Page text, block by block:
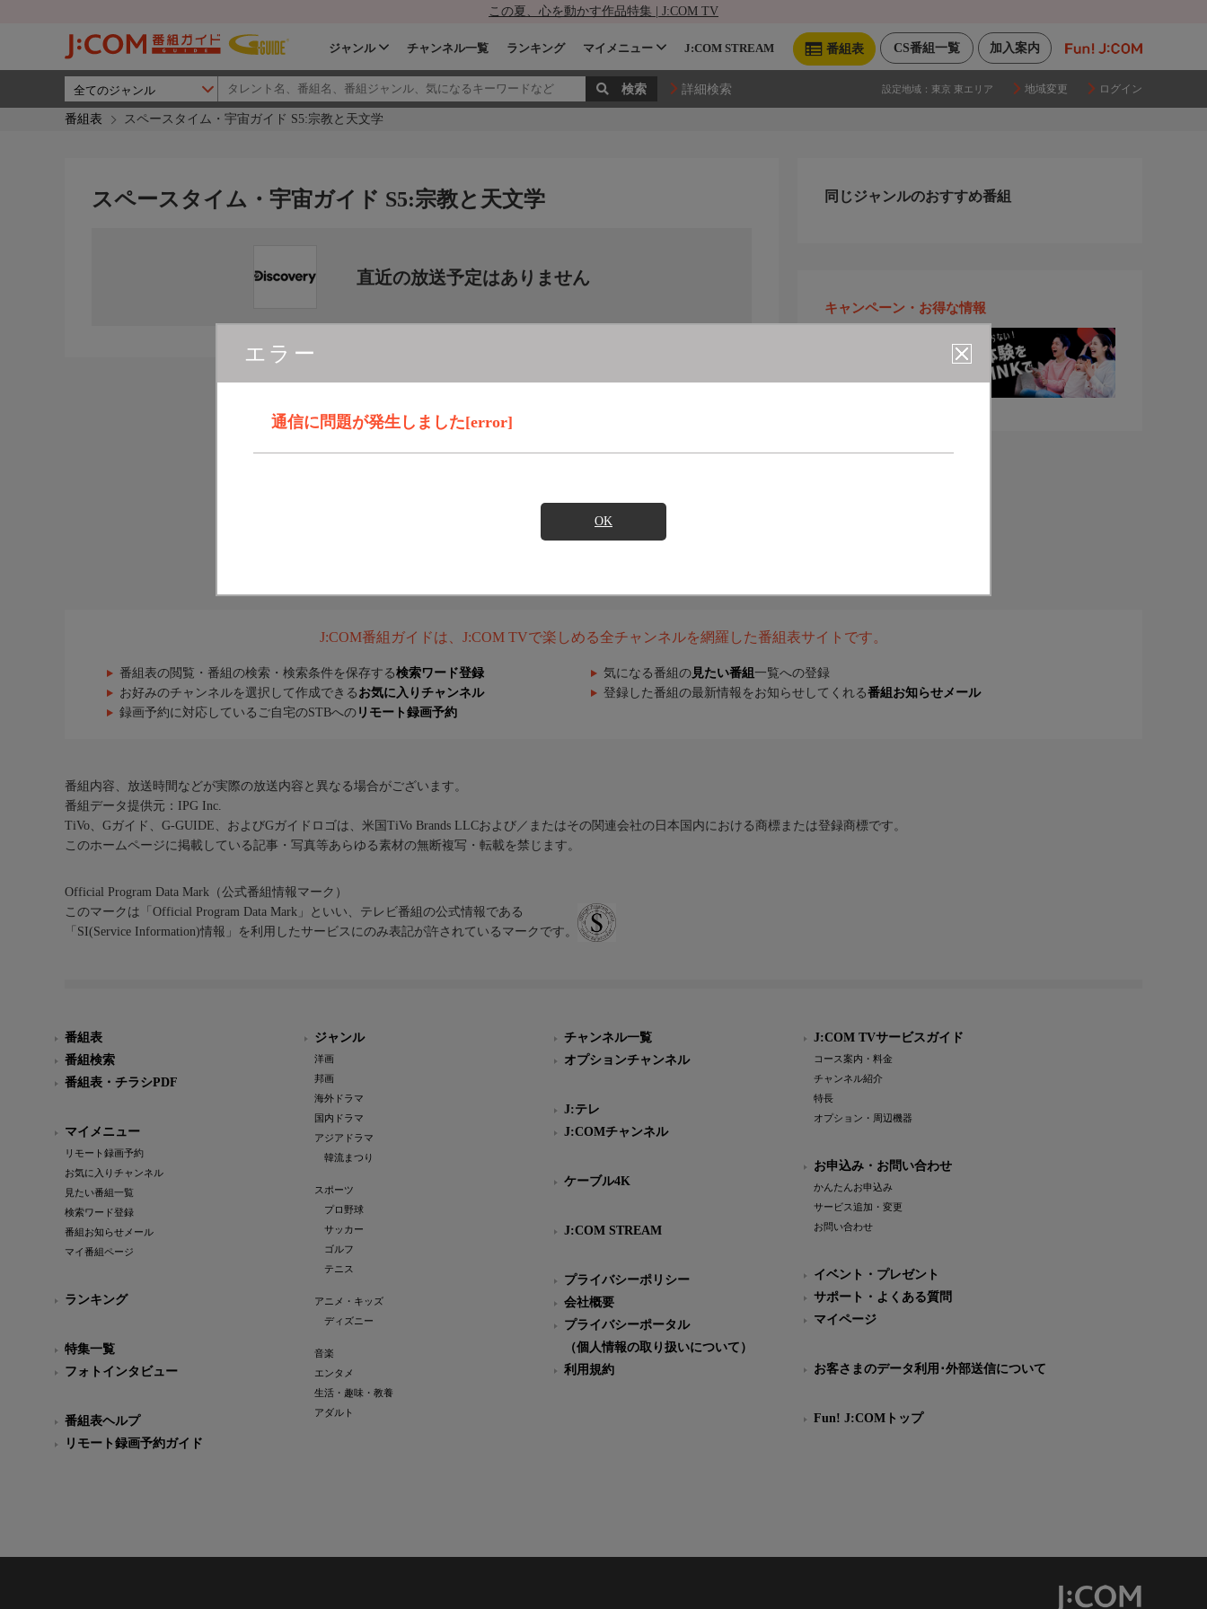
この夏、心を動かす作品特集 | J:COM TV
加入案内
CS番組一覧
番組表
ジャンル チャンネル一覧 ランキング マイメニュー J:COM STREAM
詳細検索 設定地域： 東京 東エリア 地域変更 ログイン
番組表 スペースタイム・宇宙ガイド S5:宗教と天文学
エラー
通信に問題が発生しました[error]
OK
スペースタイム・宇宙ガイド S5:宗教と天文学
直近の放送予定はありません
同じジャンルのおすすめ番組
キャンペーン・お得な情報
J:COM番組ガイドは、J:COM TVで楽しめる全チャンネルを網羅した番組表サイトです。
番組表の閲覧・番組の検索・検索条件を保存する検索ワード登録 気になる番組の 見たい番組 一覧への登録
お好みのチャンネルを選択して作成できる お気に入りチャンネル 登録した番組の最新情報をお知らせしてくれる番組お知らせメール
録画予約に対応しているご自宅のSTBへの リモート録画予約
番組内容、放送時間などが実際の放送内容と異なる場合がございます。
番組データ提供元：IPG Inc.
TiVo、Gガイド、G-GUIDE、およびGガイドロゴは、米国TiVo Brands LLCおよび／またはその関連会社の日本国内における商標または登録商標です。
このホームページに掲載している記事・写真等あらゆる素材の無断複写・転載を禁じます。
Official Program Data Mark（公式番組情報マーク）
このマークは「Official Program Data Mark」といい、テレビ番組の公式情報である
「SI(Service Information)情報」を利用したサービスにのみ表記が許されているマークです。
番組表
番組検索
番組表・チラシPDF
マイメニュー
リモート録画予約
お気に入りチャンネル
見たい番組一覧
検索ワード登録
番組お知らせメール
マイ番組ページ
ランキング
特集一覧
フォトインタビュー
番組表ヘルプ
リモート録画予約ガイド
ジャンル
洋画
邦画
海外ドラマ
国内ドラマ
アジアドラマ
韓流まつり
スポーツ
プロ野球
サッカー
ゴルフ
テニス
アニメ・キッズ
ディズニー
音楽
エンタメ
生活・趣味・教養
アダルト
チャンネル一覧
オプションチャンネル
J:テレ
J:COMチャンネル
ケーブル4K
J:COM STREAM
プライバシーポリシー
会社概要
プライバシーポータル
（個人情報の取り扱いについて）
利用規約
J:COM TVサービスガイド
コース案内・料金
チャンネル紹介
特長
オプション・周辺機器
お申込み・お問い合わせ
かんたんお申込み
サービス追加・変更
お問い合わせ
イベント・プレゼント
サポート・よくある質問
マイページ
お客さまのデータ利用･外部送信について
Fun! J:COMトップ